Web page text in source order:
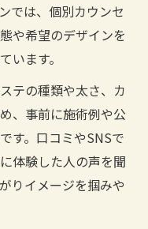
クの似合わせ提案
想の目元実現が
するまつエク見極
高知市の魅力
がり満足度を高
では、個別カウンセ
や希望のデザインを
います。
テの種類や太さ、カ
、事前に施術例や公
す。口コミやSNSで
体験した人の声を聞
りイメージを掴みや